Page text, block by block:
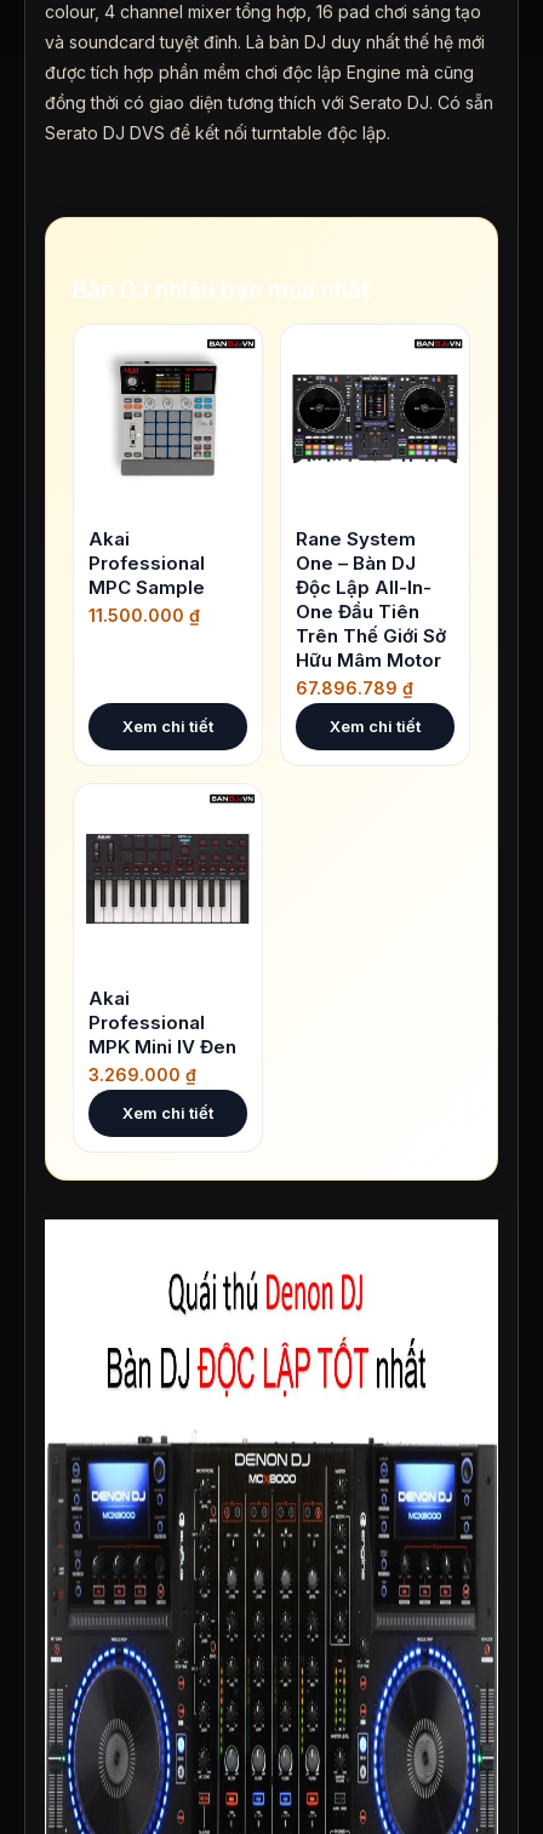
colour, 4 channel mixer tổng hợp, 16 pad chơi sáng tạo
và soundcard tuyệt đỉnh. Là bàn DJ duy nhất thế hệ mới
được tích hợp phần mềm chơi độc lập Engine mà cũng
đồng thời có giao diện tương thích với Serato DJ. Có sẵn
Serato DJ DVS để kết nối turntable độc lập.
Bàn DJ nhiều bạn mua nhất
Akai
Professional
MPC Sample
11.500.000 ₫
Xem chi tiết
Rane System
One – Bàn DJ
Độc Lập All-In-
One Đầu Tiên
Trên Thế Giới Sở
Hữu Mâm Motor
67.896.789 ₫
Xem chi tiết
Akai
Professional
MPK Mini IV Đen
3.269.000 ₫
Xem chi tiết